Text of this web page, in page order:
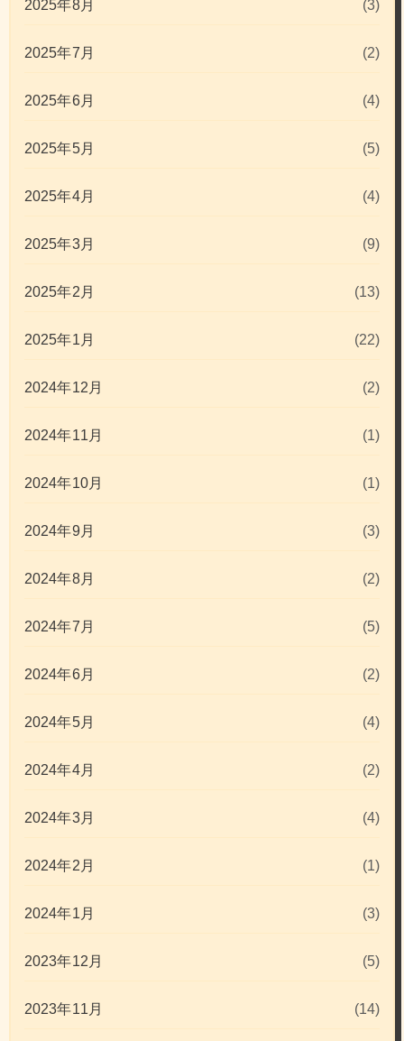
2025年8月 (3)
2025年7月 (2)
2025年6月 (4)
2025年5月 (5)
2025年4月 (4)
2025年3月 (9)
2025年2月 (13)
2025年1月 (22)
2024年12月 (2)
2024年11月 (1)
2024年10月 (1)
2024年9月 (3)
2024年8月 (2)
2024年7月 (5)
2024年6月 (2)
2024年5月 (4)
2024年4月 (2)
2024年3月 (4)
2024年2月 (1)
2024年1月 (3)
2023年12月 (5)
2023年11月 (14)